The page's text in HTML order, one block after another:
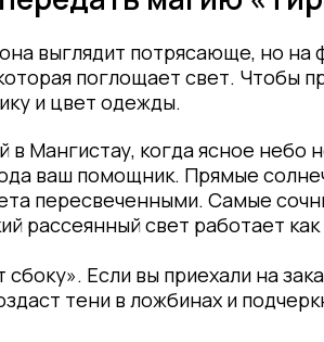
выглядит потрясающе, но на
поглощает свет. Чтобы
и цвет одежды.
в Мангистау, когда ясное небо
ваш помощник. Прямые
пересвеченными. Самые
рассеянный свет работает
сбоку». Если вы приехали на
тени в ложбинах и